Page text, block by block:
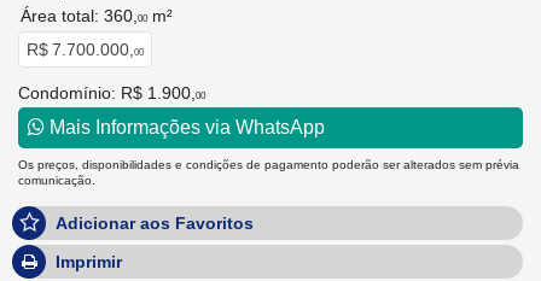
Área total: 360, 00 m²
R$ 7.700.000, 00
Condomínio: R$ 1.900, 00
Mais Informações via WhatsApp
Os preços, disponibilidades e condições de pagamento poderão ser alterados sem prévia
comunicação.
Adicionar aos Favoritos
Imprimir